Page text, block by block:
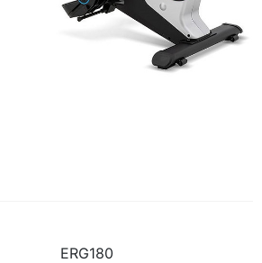
ERG180